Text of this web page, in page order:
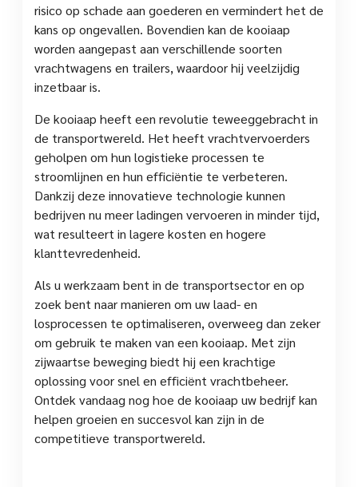
risico op schade aan goederen en vermindert het de
kans op ongevallen. Bovendien kan de kooiaap
worden aangepast aan verschillende soorten
vrachtwagens en trailers, waardoor hij veelzijdig
inzetbaar is.
De kooiaap heeft een revolutie teweeggebracht in
de transportwereld. Het heeft vrachtvervoerders
geholpen om hun logistieke processen te
stroomlijnen en hun efficiëntie te verbeteren.
Dankzij deze innovatieve technologie kunnen
bedrijven nu meer ladingen vervoeren in minder tijd,
wat resulteert in lagere kosten en hogere
klanttevredenheid.
Als u werkzaam bent in de transportsector en op
zoek bent naar manieren om uw laad- en
losprocessen te optimaliseren, overweeg dan zeker
om gebruik te maken van een kooiaap. Met zijn
zijwaartse beweging biedt hij een krachtige
oplossing voor snel en efficiënt vrachtbeheer.
Ontdek vandaag nog hoe de kooiaap uw bedrijf kan
helpen groeien en succesvol kan zijn in de
competitieve transportwereld.